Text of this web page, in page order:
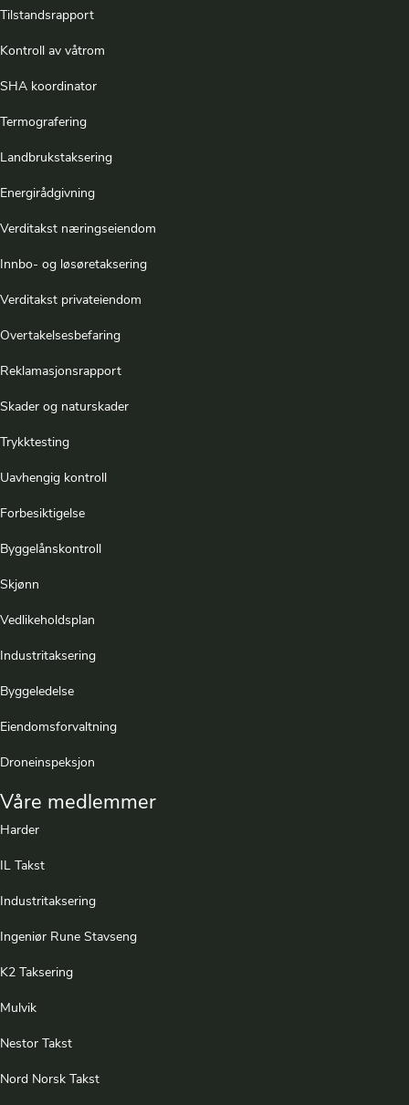
Tilstandsrapport
Kontroll av våtrom
SHA koordinator
Termografering
Landbrukstaksering
Energirådgivning
Verditakst næringseiendom
Innbo- og løsøretaksering
Verditakst privateiendom
Overtakelsesbefaring
Reklamasjonsrapport
Skader og naturskader
Trykktesting
Uavhengig kontroll
Forbesiktigelse
Byggelånskontroll
Skjønn
Vedlikeholdsplan
Industritaksering
Byggeledelse
Eiendomsforvaltning
Droneinspeksjon
Våre medlemmer
Harder
IL Takst
Industritaksering
Ingeniør Rune Stavseng
K2 Taksering
Mulvik
Nestor Takst
Nord Norsk Takst